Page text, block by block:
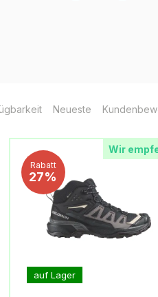
Neueste
Wir
Rabatt
27%
auf Lager